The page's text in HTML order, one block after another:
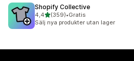
Shopify Collective
4,4av 5 stjärnor
(359)
359 recensioner totalt
•Gratis
Sälj nya produkter utan lager